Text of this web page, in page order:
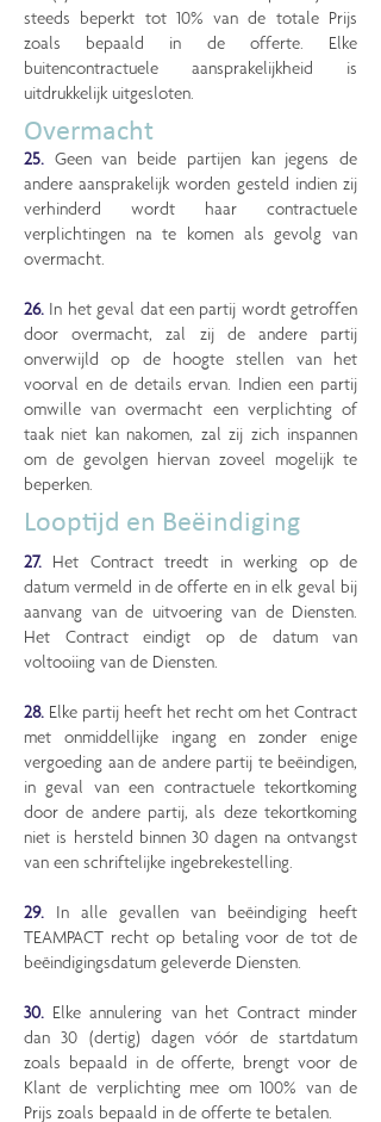
steeds beperkt tot 10% van de totale Prijs
zoals bepaald in de offerte. Elke
buitencontractuele aansprakelijkheid is
uitdrukkelijk uitgesloten.
Overmacht
25. Geen van beide partijen kan jegens de
andere aansprakelijk worden gesteld indien zij
verhinderd wordt haar contractuele
verplichtingen na te komen als gevolg van
overmacht.
26. In het geval dat een partij wordt getroffen
door overmacht, zal zij de andere partij
onverwijld op de hoogte stellen van het
voorval en de details ervan. Indien een partij
omwille van overmacht een verplichting of
taak niet kan nakomen, zal zij zich inspannen
om de gevolgen hiervan zoveel mogelijk te
beperken.
Looptijd en Beëindiging
27. Het Contract treedt in werking op de
datum vermeld in de offerte en in elk geval bij
aanvang van de uitvoering van de Diensten.
Het Contract eindigt op de datum van
voltooiing van de Diensten.
28. Elke partij heeft het recht om het Contract
met onmiddellijke ingang en zonder enige
vergoeding aan de andere partij te beëindigen,
in geval van een contractuele tekortkoming
door de andere partij, als deze tekortkoming
niet is hersteld binnen 30 dagen na ontvangst
van een schriftelijke ingebrekestelling.
29. In alle gevallen van beëindiging heeft
TEAMPACT recht op betaling voor de tot de
beëindigingsdatum geleverde Diensten.
30. Elke annulering van het Contract minder
dan 30 (dertig) dagen vóór de startdatum
zoals bepaald in de offerte, brengt voor de
Klant de verplichting mee om 100% van de
Prijs zoals bepaald in de offerte te betalen.